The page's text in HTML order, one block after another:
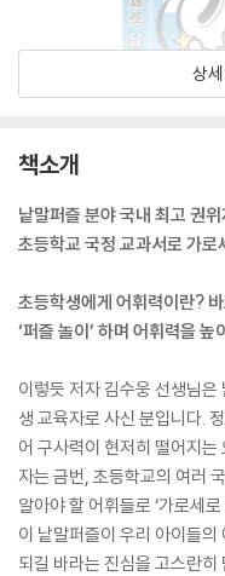
상
책소개
낱말퍼즐 분야 국내 최고 권
초등학교 국정 교과서로 가
초등학생에게 어휘력이란?
‘퍼즐 놀이’ 하며 어휘력을
이렇듯 저자 김수웅 선생님
생 교육자로 사신 분입니다.
어 구사력이 현저히 떨어지
자는 금번, 초등학교의 여러
알아야 할 어휘들로 ‘가로세
이 낱말퍼즐이 우리 아이들
되길 바라는 진심을 고스란